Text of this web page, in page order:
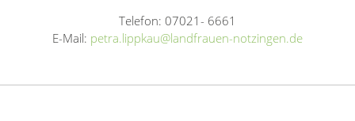
Telefon: 07021- 6661
E-Mail: petra.lippkau@landfrauen-notzingen.de